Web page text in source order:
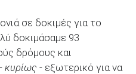
το!σε δοκιμές για το
δοκιμάσαμε 93
δρόμους και
κυρίως - εξωτερικό για να